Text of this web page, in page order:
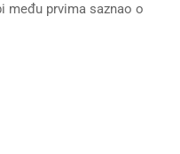
među prvima saznao o